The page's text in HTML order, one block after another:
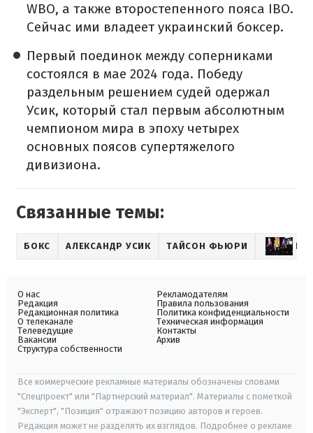
WBO, а также второстепенного пояса IBO.
Сейчас ими владеет украинский боксер.
Первый поединок между соперниками
состоялся в мае 2024 года. Победу
раздельным решением судей одержал
Усик, который стал первым абсолютным
чемпионом мира в эпоху четырех
основных поясов супертяжелого
дивизиона.
Связанные темы:
БОКС АЛЕКСАНДР УСИК ТАЙСОН ФЬЮРИ
О нас
Редакция
Редакционная политика
О телеканале
Телеведущие
Вакансии
Структура собственности
Рекламодателям
Правила пользования
Политика конфиденциальности
Техническая информация
Контакты
Архив
Все коммерческие рекламные материалы обозначены словами
"Спецпроект" или "Партнерский материал". Материалы с пометкой
"Эксперт", "Позиция" отражают позицию авторов и героев.
Редакция может не разделять их взглядов. Подробнее о рекламе